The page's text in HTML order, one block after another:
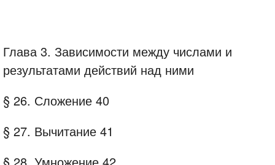
Глава 3. Зависимости между числами и
результатами действий над ними
§ 26. Сложение 40
§ 27. Вычитание 41